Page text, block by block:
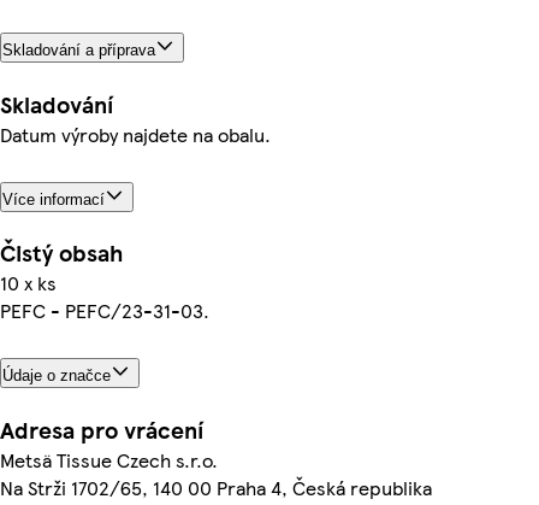
Skladování a příprava
Skladování
Datum výroby najdete na obalu.
Více informací
Čistý obsah
10 x ks
PEFC - PEFC/23-31-03.
Údaje o značce
Adresa pro vrácení
Metsä Tissue Czech s.r.o.
Na Strži 1702/65, 140 00 Praha 4, Česká republika